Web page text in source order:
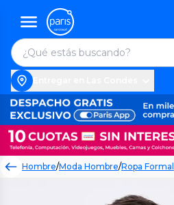
Hombre/Moda Hombre/Ropa Formal